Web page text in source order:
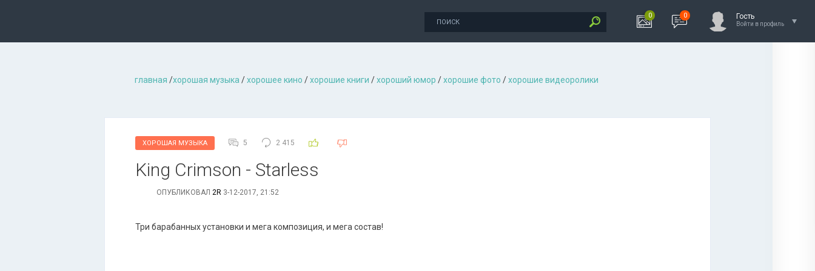
0 0 Гость
Войти в профиль
главная /хорошая музыкa /хорошее кино /хорошие книги /хороший юмор /хорошие фото /хорошие видеоролики
ХОРОШАЯ МУЗЫКА 5 2 415
King Crimson - Starless
ОПУБЛИКОВАЛ 2R 3-12-2017, 21:52
Три барабанных установки и мега композиция, и мега состав!